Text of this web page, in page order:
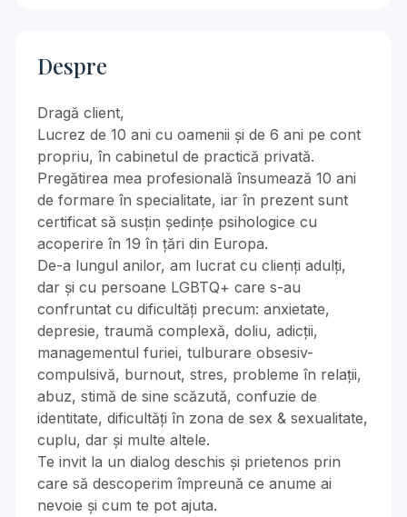
Despre
Dragă client,
Lucrez de 10 ani cu oamenii și de 6 ani pe cont
propriu, în cabinetul de practică privată.
Pregătirea mea profesională însumează 10 ani
de formare în specialitate, iar în prezent sunt
certificat să susțin ședințe psihologice cu
acoperire în 19 în țări din Europa.
De-a lungul anilor, am lucrat cu clienți adulți,
dar și cu persoane LGBTQ+ care s-au
confruntat cu dificultăți precum: anxietate,
depresie, traumă complexă, doliu, adicții,
managementul furiei, tulburare obsesiv-
compulsivă, burnout, stres, probleme în relații,
abuz, stimă de sine scăzută, confuzie de
identitate, dificultăți în zona de sex & sexualitate,
cuplu, dar și multe altele.
Te invit la un dialog deschis și prietenos prin
care să descoperim împreună ce anume ai
nevoie și cum te pot ajuta.